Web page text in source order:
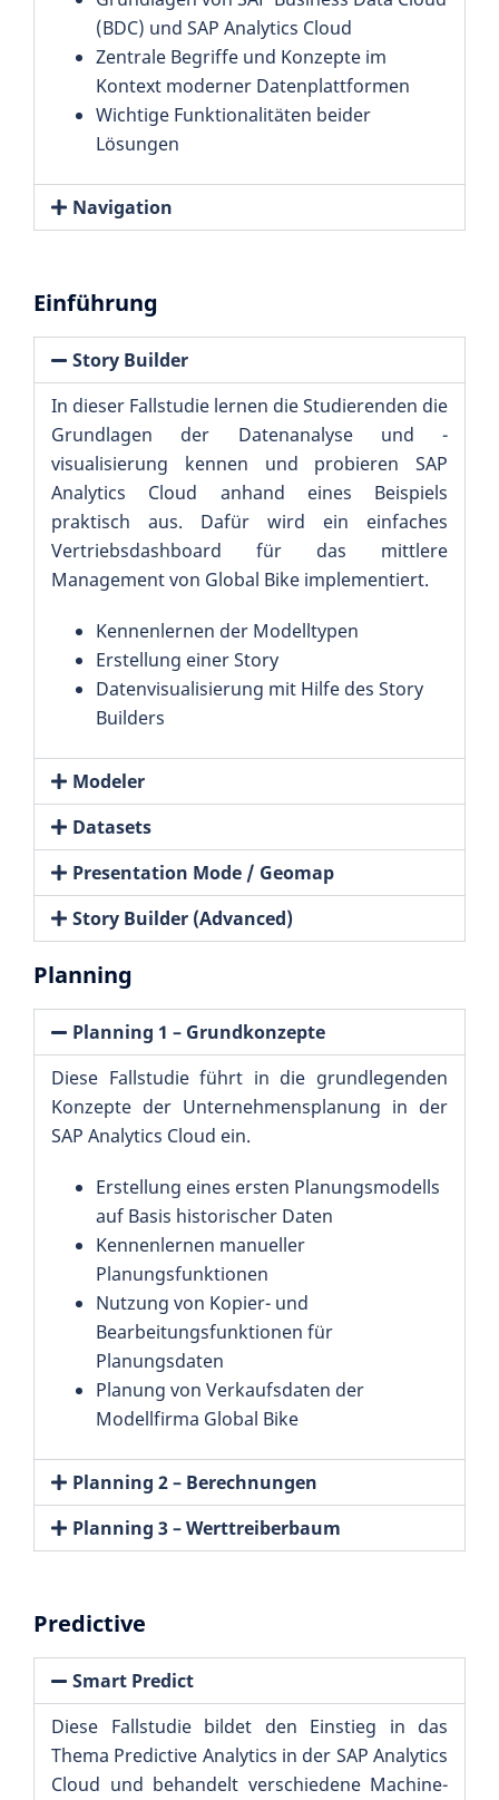
(BDC) und SAP Analytics Cloud
Zentrale Begriffe und Konzepte im
Kontext moderner Datenplattformen
Wichtige Funktionalitäten beider
Lösungen
Navigation
Einführung
Story Builder
In dieser Fallstudie lernen die Studierenden die
Grundlagen der Datenanalyse und -
visualisierung kennen und probieren SAP
Analytics Cloud anhand eines Beispiels
praktisch aus. Dafür wird ein einfaches
Vertriebsdashboard für das mittlere
Management von Global Bike implementiert.
Kennenlernen der Modelltypen
Erstellung einer Story
Datenvisualisierung mit Hilfe des Story
Builders
Modeler
Datasets
Presentation Mode / Geomap
Story Builder (Advanced)
Planning
Planning 1 – Grundkonzepte
Diese Fallstudie führt in die grundlegenden
Konzepte der Unternehmensplanung in der
SAP Analytics Cloud ein.
Erstellung eines ersten Planungsmodells
auf Basis historischer Daten
Kennenlernen manueller
Planungsfunktionen
Nutzung von Kopier- und
Bearbeitungsfunktionen für
Planungsdaten
Planung von Verkaufsdaten der
Modellfirma Global Bike
Planning 2 – Berechnungen
Planning 3 – Werttreiberbaum
Predictive
Smart Predict
Diese Fallstudie bildet den Einstieg in das
Thema Predictive Analytics in der SAP Analytics
Cloud und behandelt verschiedene Machine-